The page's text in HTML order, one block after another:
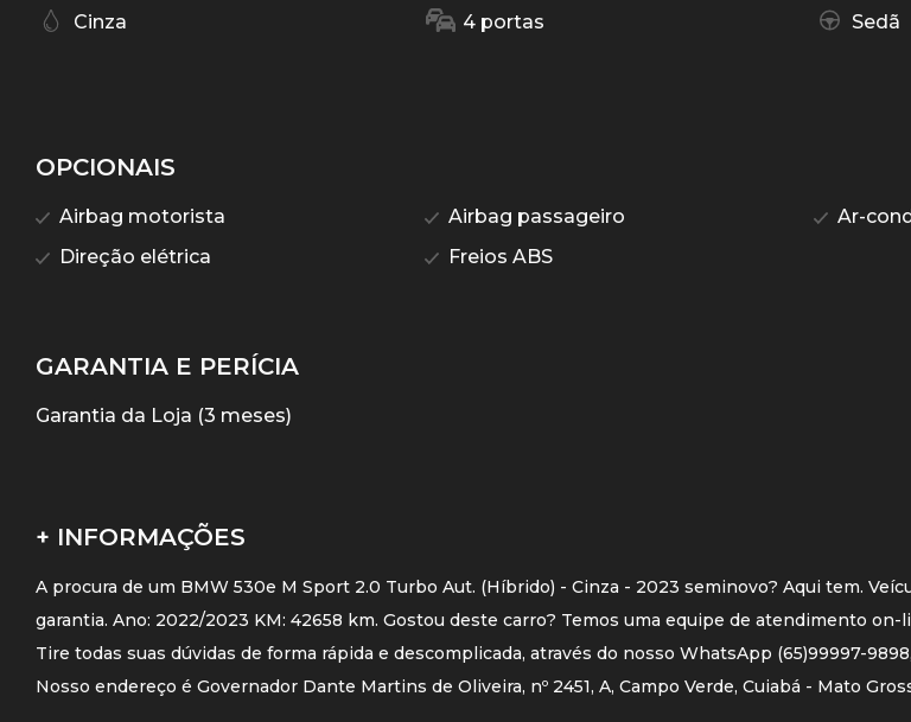
Cinza 4 portas Sedã
OPCIONAIS
Airbag motorista Airbag passageiro
Ar-
Direção elétrica
Freios ABS
GARANTIA E PERÍCIA
Garantia da Loja (3 meses)
+ INFORMAÇÕES
A procura de um BMW 530e M Sport 2.0 Turbo Aut. (Híbrido) - Cinza - 2023 seminovo? Aqui tem.
garantia. Ano: 2022/2023 KM: 42658 km. Gostou deste carro? Temos uma equipe de atendimento
Tire todas suas dúvidas de forma rápida e descomplicada, através do nosso WhatsApp (65)99997-
Nosso endereço é Governador Dante Martins de Oliveira, nº 2451, A, Campo Verde, Cuiabá - Mato